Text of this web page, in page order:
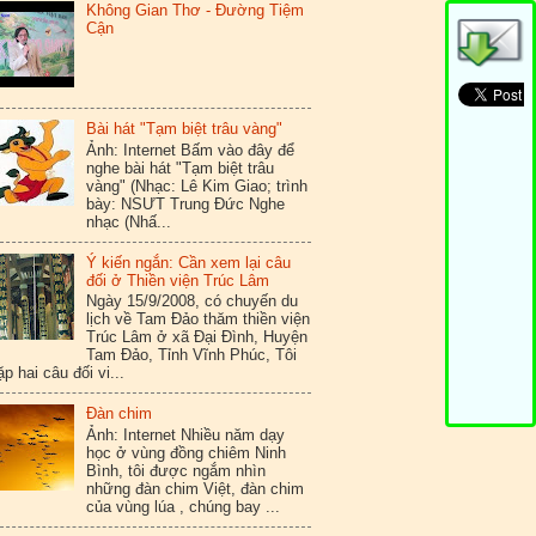
Không Gian Thơ - Đường Tiệm
Cận
Bài hát "Tạm biệt trâu vàng"
Ảnh: Internet Bấm vào đây để
nghe bài hát "Tạm biệt trâu
vàng" (Nhạc: Lê Kim Giao; trình
bày: NSƯT Trung Đức Nghe
nhạc (Nhấ...
Ý kiến ngắn: Cần xem lại câu
đối ở Thiền viện Trúc Lâm
Ngày 15/9/2008, có chuyến du
lịch về Tam Đảo thăm thiền viện
Trúc Lâm ở xã Đại Đình, Huyện
Tam Đảo, Tỉnh Vĩnh Phúc, Tôi
hai câu đối vi...
Đàn chim
Ảnh: Internet Nhiều năm dạy
học ở vùng đồng chiêm Ninh
Bình, tôi được ngắm nhìn
những đàn chim Việt, đàn chim
của vùng lúa , chúng bay ...